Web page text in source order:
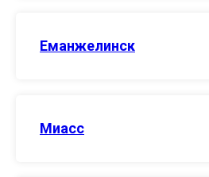
Еманжелинск
Миасс